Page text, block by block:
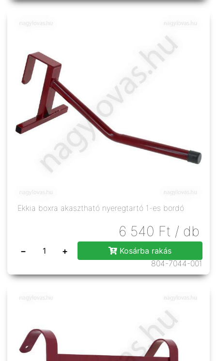
Ekkia boxra akasztható nyeregtartó 1-es bordó
6 540 Ft / db
− +
Kosárba rakás
804-7044-001